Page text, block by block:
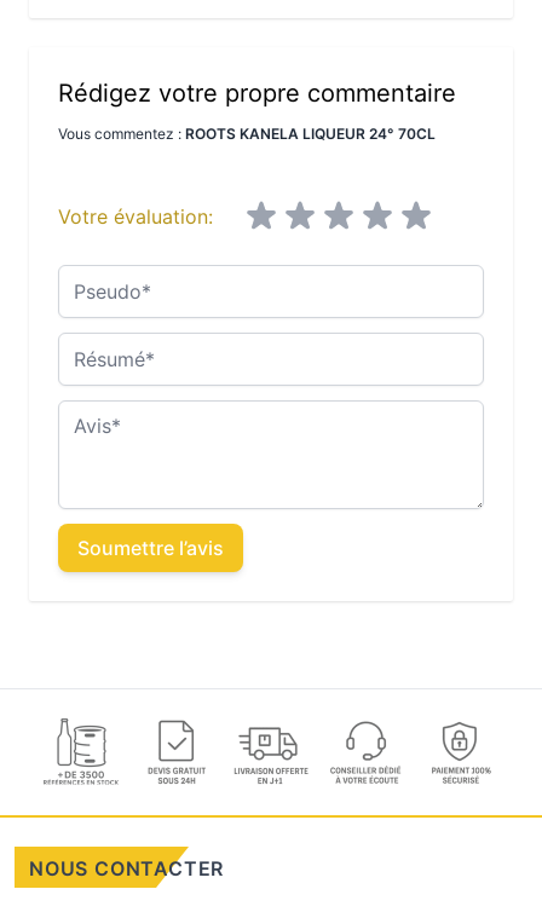
Rédigez votre propre commentaire
Vous commentez : ROOTS KANELA LIQUEUR 24° 70CL
Votre évaluation:
Pseudo
Résumé
Avis
Soumettre l’avis
NOUS CONTACTER